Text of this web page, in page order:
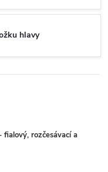
hlavy
rozčesávací a